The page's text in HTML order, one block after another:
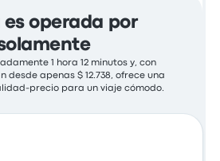
operada por
1 hora 12 minutos y, con
desde apenas $ 12.738, ofrece una
precio para un viaje cómodo.